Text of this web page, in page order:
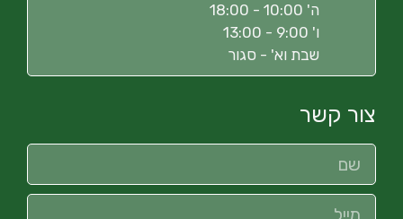
ה' 10:00 - 18:00
ו' 9:00 - 13:00
שבת וא' - סגור
צור קשר